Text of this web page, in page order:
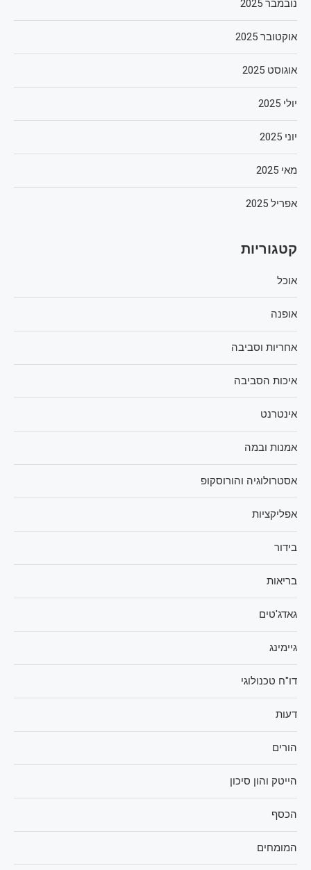
נובמבר 2025
אוקטובר 2025
אוגוסט 2025
יולי 2025
יוני 2025
מאי 2025
אפריל 2025
קטגוריות
אוכל
אופנה
אחריות וסביבה
איכות הסביבה
אינטרנט
אמנות ובמה
אסטרולוגיה והורוסקופ
אפליקציות
בידור
בריאות
גאדג'טים
גיימינג
דו"ח טכנולוגי
דעות
הורים
הייטק והון סיכון
הכסף
המומחים